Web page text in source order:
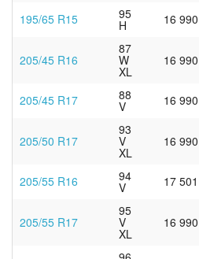
195/65 R15 95
H 16
205/45 R16
87
W
XL
16
205/45 R17 88
V 16
205/50 R17
93
V
XL
16
205/55 R16 94
V 17
205/55 R17
95
V
XL
16